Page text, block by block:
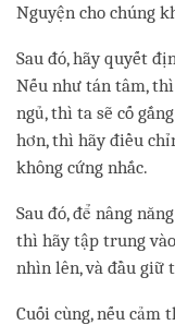
Nguyện cho chúng
Sau đó, hãy quyết
Nếu như tán tâm,
ngủ, thì ta sẽ cố
hơn, thì hãy điều
không cứng nhắc.
Sau đó, để nâng
thì hãy tập trung
nhìn lên, và đầu giữ
Cuối cùng, nếu cảm